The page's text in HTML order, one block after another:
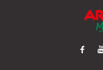
